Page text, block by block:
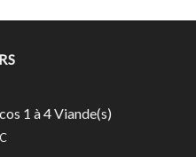
1 à 4 Viande(s)